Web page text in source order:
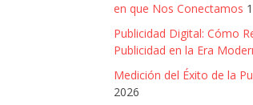
en que Nos Conectamos
Publicidad Digital: Cómo
Publicidad en la Era
Medición del Éxito de la
2026